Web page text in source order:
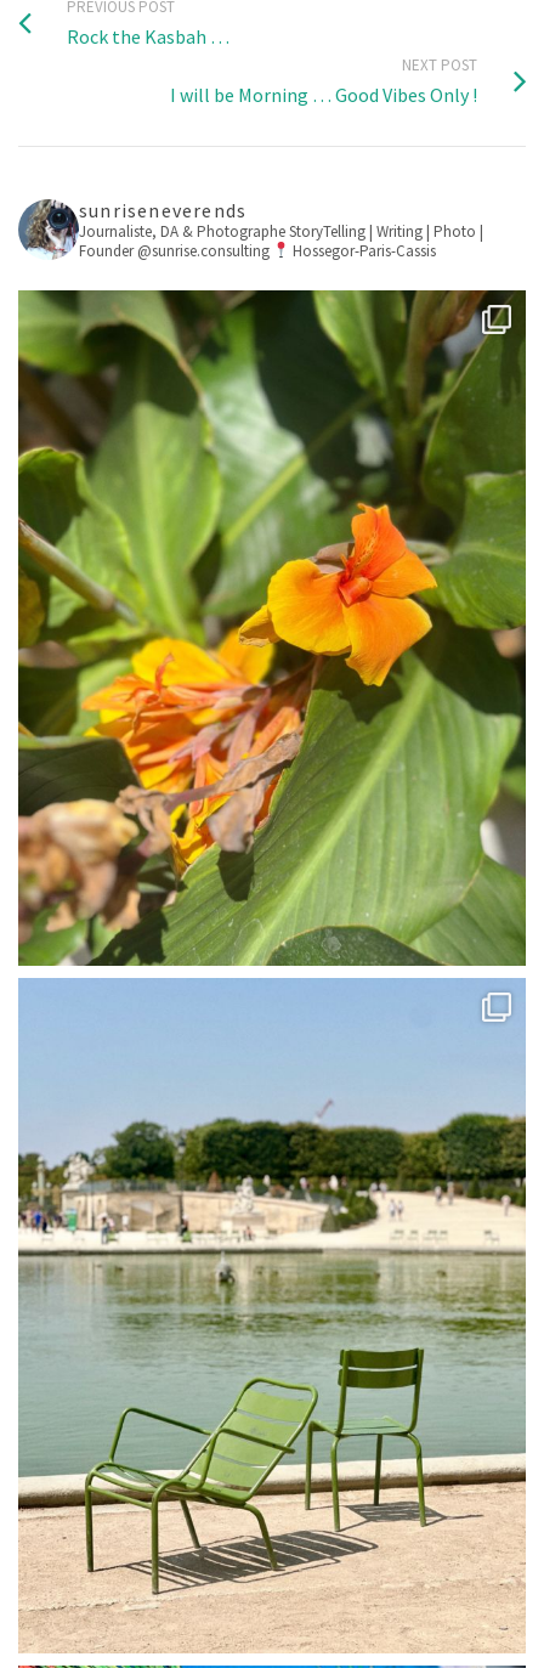
PREVIOUS POST
Rock the Kasbah …
NEXT POST
I will be Morning … Good Vibes Only !
sunriseneverends
Journaliste, DA & PhotographeStoryTelling | Writing | Photo |
Founder @sunrise.consulting
Hossegor-Paris-Cassis